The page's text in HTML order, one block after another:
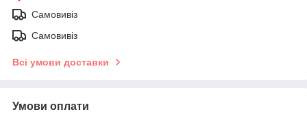
Самовивіз
Самовивіз
Всі умови доставки
Умови оплати